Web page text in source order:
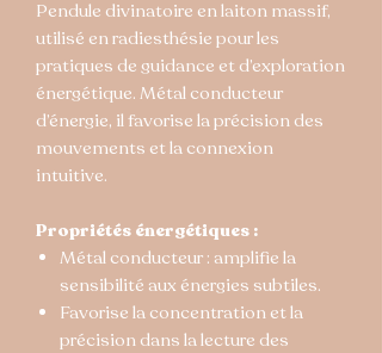
Pendule divinatoire en laiton massif,
utilisé en radiesthésie pour les
pratiques de guidance et d’exploration
énergétique. Métal conducteur
d’énergie, il favorise la précision des
mouvements et la connexion
intuitive.
Propriétés énergétiques :
Métal conducteur : amplifie la
sensibilité aux énergies subtiles.
Favorise la concentration et la
précision dans la lecture des